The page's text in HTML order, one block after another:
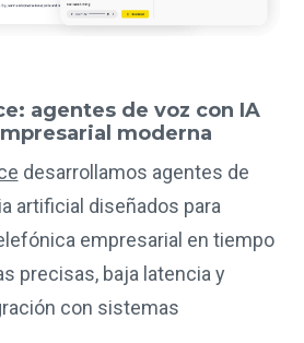
agentes de voz con IA
moderna
desarrollamos agentes de
artificial diseñados para
empresarial en tiempo
precisas, baja latencia y
con sistemas